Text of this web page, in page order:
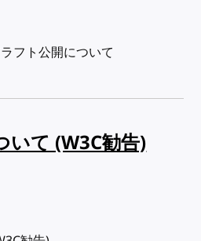
フト公開について
いて (W3C勧告)